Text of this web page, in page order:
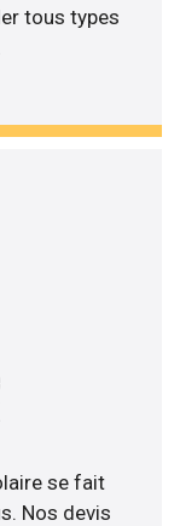
tous types
se fait
Nos devis